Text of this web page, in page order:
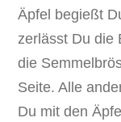
Äpfel begießt
zerlässt Du die
die
Seite. Alle
Du mit den